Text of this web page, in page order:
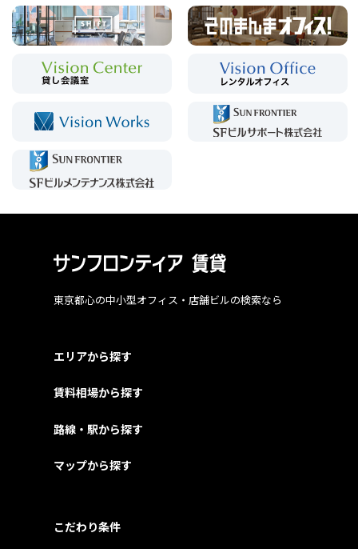
東京都心の中小型オフィス・店舗ビルの検索なら
エリアから探す
賃料相場から探す
路線・駅から探す
マップから探す
こだわり条件